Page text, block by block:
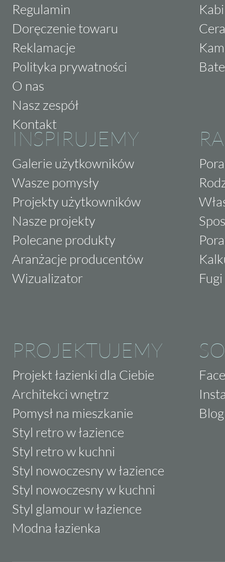
Regulamin
Doręczenie towaru
Reklamacje
Polityka prywatności
O nas
Nasz zespół
Kontakt
INSPIRUJEMY
Galerie użytkowników
Wasze pomysły
Projekty użytkowników
Nasze projekty
Polecane produkty
Aranżacje producentów
Wizualizator
PROJEKTUJEMY
Projekt łazienki dla Ciebie
Architekci wnętrz
Pomysł na mieszkanie
Styl retro w łazience
Styl retro w kuchni
Styl nowoczesny w łazience
Styl nowoczesny w kuchni
Styl glamour w łazience
Modna łazienka
Blog